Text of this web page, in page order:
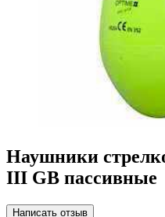
Наушники
III GB пассивные
Написать отзыв